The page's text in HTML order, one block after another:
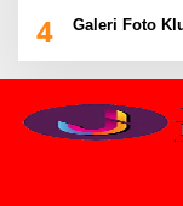
4 Galeri Foto